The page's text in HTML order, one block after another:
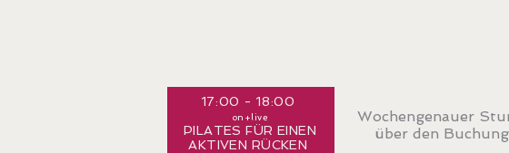
17:00 - 18:00
on+live
PILATES FÜR EINEN
AKTIVEN RÜCKEN
Wochengenauer
über den